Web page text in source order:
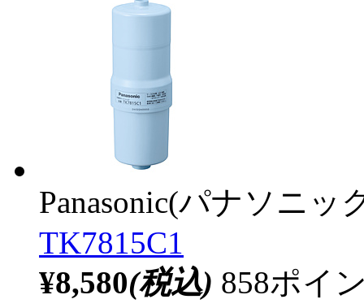
Panasonic(パナソニッ
TK7815C1
¥8,580(税込) 858ポイ